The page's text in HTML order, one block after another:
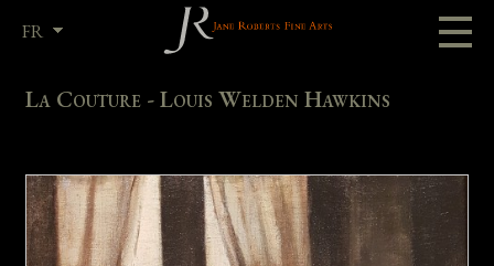
FR
La Couture - Louis Welden Hawkins